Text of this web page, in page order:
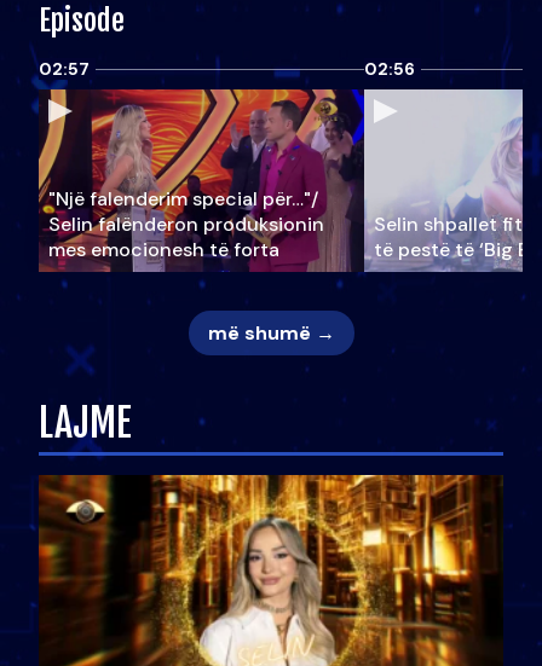
Episode
02:57
"Një falenderim special për…"/
Selin falënderon produksionin
mes emocionesh të forta
02:56
Selin shpallet
të pestë të ‘Big
më shumë →
LAJME